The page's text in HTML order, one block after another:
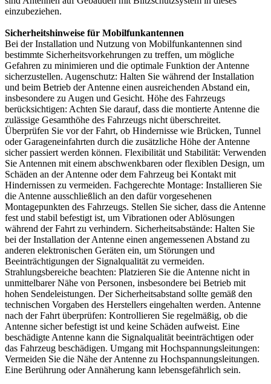
einzubeziehen.
Sicherheitshinweise für Mobilfunkantennen
Bei der Installation und Nutzung von Mobilfunkantennen sind
bestimmte Sicherheitsvorkehrungen zu treffen, um mögliche
Gefahren zu minimieren und die optimale Funktion der Antenne
sicherzustellen. Augenschutz: Halten Sie während der Installation
und beim Betrieb der Antenne einen ausreichenden Abstand ein,
insbesondere zu Augen und Gesicht. Höhe des Fahrzeugs
berücksichtigen: Achten Sie darauf, dass die montierte Antenne die
zulässige Gesamthöhe des Fahrzeugs nicht überschreitet.
Überprüfen Sie vor der Fahrt, ob Hindernisse wie Brücken, Tunnel
oder Garageneinfahrten durch die zusätzliche Höhe der Antenne
sicher passiert werden können. Flexibilität und Stabilität: Verwenden
Sie Antennen mit einem abschwenkbaren oder flexiblen Design, um
Schäden an der Antenne oder dem Fahrzeug bei Kontakt mit
Hindernissen zu vermeiden. Fachgerechte Montage: Installieren Sie
die Antenne ausschließlich an den dafür vorgesehenen
Montagepunkten des Fahrzeugs. Stellen Sie sicher, dass die Antenne
fest und stabil befestigt ist, um Vibrationen oder Ablösungen
während der Fahrt zu verhindern. Sicherheitsabstände: Halten Sie
bei der Installation der Antenne einen angemessenen Abstand zu
anderen elektronischen Geräten ein, um Störungen und
Beeinträchtigungen der Signalqualität zu vermeiden.
Strahlungsbereiche beachten: Platzieren Sie die Antenne nicht in
unmittelbarer Nähe von Personen, insbesondere bei Betrieb mit
hohen Sendeleistungen. Der Sicherheitsabstand sollte gemäß den
technischen Vorgaben des Herstellers eingehalten werden. Antenne
nach der Fahrt überprüfen: Kontrollieren Sie regelmäßig, ob die
Antenne sicher befestigt ist und keine Schäden aufweist. Eine
beschädigte Antenne kann die Signalqualität beeinträchtigen oder
das Fahrzeug beschädigen. Umgang mit Hochspannungsleitungen:
Vermeiden Sie die Nähe der Antenne zu Hochspannungsleitungen.
Eine Berührung oder Annäherung kann lebensgefährlich sein.